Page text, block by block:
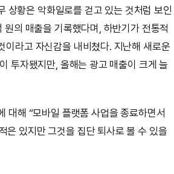
상황은 악화일로를 걷고 있는 것처럼 보인
의 매출을 기록했다며, 하반기가 전통적
이라고 자신감을 내비쳤다. 지난해 새로운
투자됐지만, 올해는 광고 매출이 크게 늘
대해 “모바일 플랫폼 사업을 종료하면서
은 있지만 그것을 집단 퇴사로 볼 수 있을